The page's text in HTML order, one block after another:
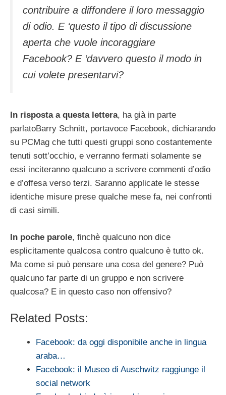
contribuire a diffondere il loro messaggio
di odio. E ‘questo il tipo di discussione
aperta che vuole incoraggiare
Facebook? E ‘davvero questo il modo in
cui volete presentarvi?
In risposta a questa lettera, ha già in parte
parlatoBarry Schnitt, portavoce Facebook, dichiarando
su PCMag che tutti questi gruppi sono costantemente
tenuti sott’occhio, e verranno fermati solamente se
essi inciteranno qualcuno a scrivere commenti d’odio
e d’offesa verso terzi. Saranno applicate le stesse
identiche misure prese qualche mese fa, nei confronti
di casi simili.
In poche parole, finchè qualcuno non dice
esplicitamente qualcosa contro qualcuno è tutto ok.
Ma come si può pensare una cosa del genere? Può
qualcuno far parte di un gruppo e non scrivere
qualcosa? E in questo caso non offensivo?
Related Posts:
Facebook: da oggi disponibile anche in lingua
araba…
Facebook: il Museo di Auschwitz raggiunge il
social network